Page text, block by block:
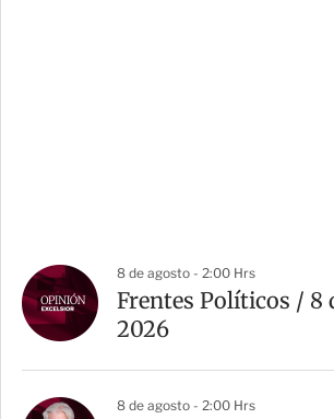
8 de agosto - 2:00 Hrs
Frentes Políticos / 8
2026
8 de agosto - 2:00 Hrs